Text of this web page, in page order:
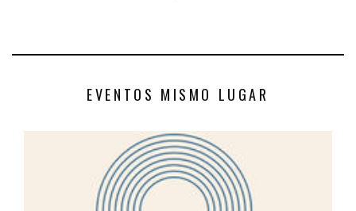
EVENTOS MISMO LUGAR